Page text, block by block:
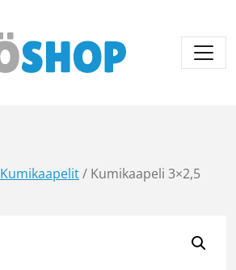
Kumikaapelit/ Kumikaapeli 3×2,5